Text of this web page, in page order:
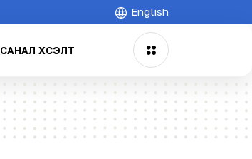
English
САНАЛ ХҮСЭЛТ